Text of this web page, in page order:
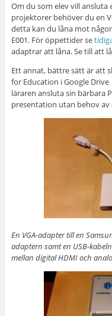
Om du som elev vill ansluta
projektorer behöver du en
detta kan du låna mot
E001. För öppettider se
adaptrar att låna. Se till att
Ett annat, bättre sätt är att
for Education i Google
läraren ansluta sin bärbara
presentation utan behov av
En VGA-adapter till en
adaptern samt en USB-
mellan digital HDMI och